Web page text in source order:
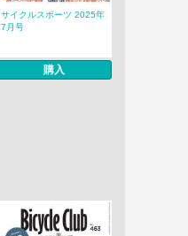
サイクルスポーツ 2025年
7月号
購入